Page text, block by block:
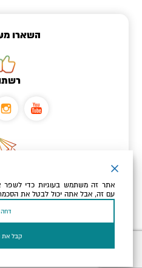
השארו
כתובת הדוא"ל שלך
אני מאשר/ת שקראתי
אתר זה משתמש בעוגיות כדי לשפר
עם זה, אבל אתה יכול לבטל את
דחה
קבל את